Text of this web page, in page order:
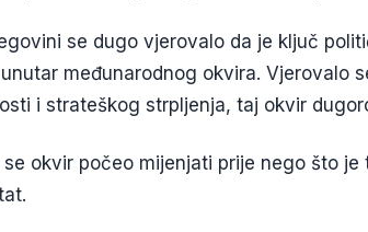
se dugo vjerovalo da je ključ
međunarodnog okvira. Vjerovalo
i strateškog strpljenja, taj okvir
se okvir počeo mijenjati prije nego što